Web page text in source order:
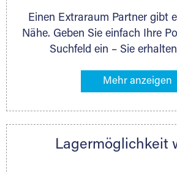
Einen Extraraum Partner gibt
Nähe. Geben Sie einfach Ihre
Suchfeld ein – Sie
Lagermöglichkeiten in Ihrer
direkt online mieten. Gibt es
nächstgelegenen Partner und
Lagermöglichkeit